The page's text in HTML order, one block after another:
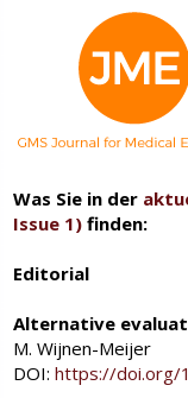
Was Sie in der
Issue 1) finden:
Editorial
Alternative
M. Wijnen-Meijer
DOI:https://doi.org/